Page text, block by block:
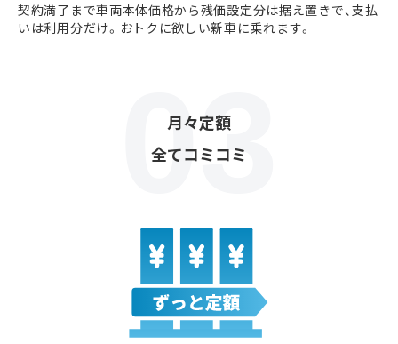
契約満了まで車両本体価格から残価設定分は据え置きで、支払
いは利用分だけ。おトクに欲しい新車に乗れます。
月々定額
全てコミコミ